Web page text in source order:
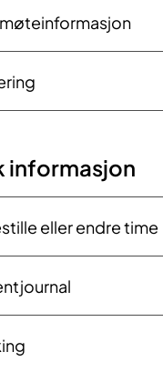
informasjon
eller endre time